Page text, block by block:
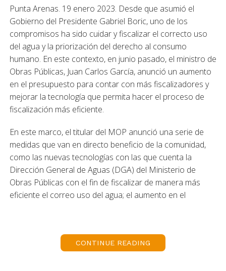
Punta Arenas. 19 enero 2023. Desde que asumió el
Gobierno del Presidente Gabriel Boric, uno de los
compromisos ha sido cuidar y fiscalizar el correcto uso
del agua y la priorización del derecho al consumo
humano. En este contexto, en junio pasado, el ministro de
Obras Públicas, Juan Carlos García, anunció un aumento
en el presupuesto para contar con más fiscalizadores y
mejorar la tecnología que permita hacer el proceso de
fiscalización más eficiente.
En este marco, el titular del MOP anunció una serie de
medidas que van en directo beneficio de la comunidad,
como las nuevas tecnologías con las que cuenta la
Dirección General de Aguas (DGA) del Ministerio de
Obras Públicas con el fin de fiscalizar de manera más
eficiente el correo uso del agua; el aumento en el
de un nuevo plan especial de fiscalización y monitoreo de
ríos, lagos y lagunas para este verano 2023, el cual
CONTINUE READING